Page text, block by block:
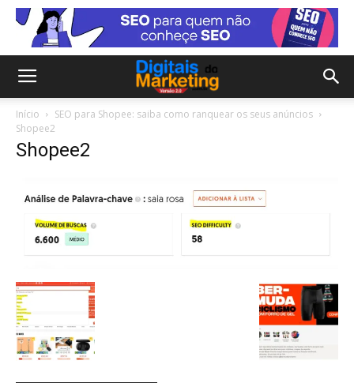
Início
SEO para Shopee: saiba como ranquear os seus anúncios
Shopee2
Shopee2